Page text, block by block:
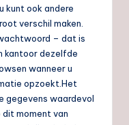
kunt ook andere
verschil maken.
– dat is
kantoor dezelfde
wanneer u
opzoekt.Het
gegevens waardevol
dit moment van